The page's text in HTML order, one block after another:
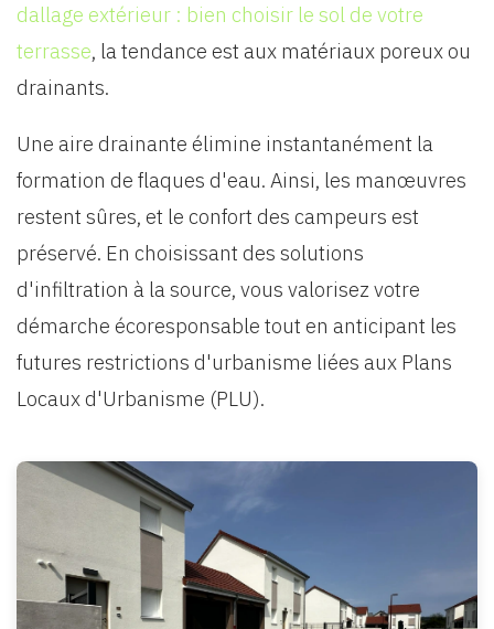
dallage extérieur : bien choisir le sol de votre
terrasse, la tendance est aux matériaux poreux ou
drainants.
Une aire drainante élimine instantanément la
formation de flaques d'eau. Ainsi, les manœuvres
restent sûres, et le confort des campeurs est
préservé. En choisissant des solutions
d'infiltration à la source, vous valorisez votre
démarche écoresponsable tout en anticipant les
futures restrictions d'urbanisme liées aux Plans
Locaux d'Urbanisme (PLU).